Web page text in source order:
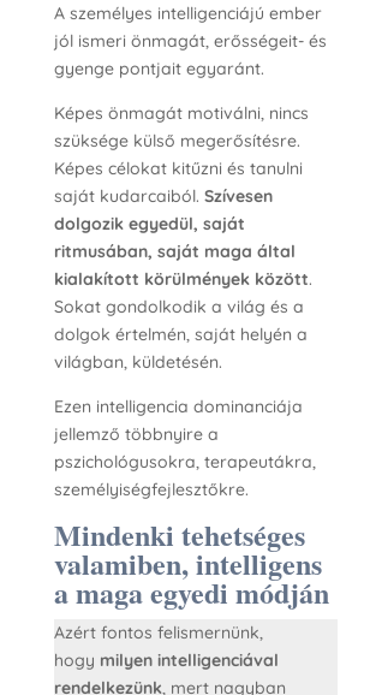
A személyes intelligenciájú ember
jól ismeri önmagát, erősségeit- és
gyenge pontjait egyaránt.
Képes önmagát motiválni, nincs
szüksége külső megerősítésre.
Képes célokat kitűzni és tanulni
saját kudarcaiból. Szívesen
dolgozik egyedül, saját
ritmusában, saját maga által
kialakított körülmények között.
Sokat gondolkodik a világ és a
dolgok értelmén, saját helyén a
világban, küldetésén.
Ezen intelligencia dominanciája
jellemző többnyire a
pszichológusokra, terapeutákra,
személyiségfejlesztőkre.
Mindenki tehetséges
valamiben, intelligens
a maga egyedi módján
Azért fontos felismernünk,
hogy milyen intelligenciával
rendelkezünk, mert nagyban